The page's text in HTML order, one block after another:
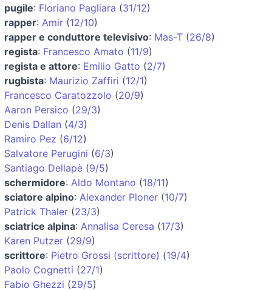
pugile: Floriano Pagliara (31/12)
rapper: Amir (12/10)
rapper e conduttore televisivo: Mas-T (26/8)
regista: Francesco Amato (11/9)
regista e attore: Emilio Gatto (2/7)
rugbista: Maurizio Zaffiri (12/1)
Francesco Caratozzolo (20/9)
Aaron Persico (29/3)
Denis Dallan (4/3)
Ramiro Pez (6/12)
Salvatore Perugini (6/3)
Santiago Dellapè (9/5)
schermidore: Aldo Montano (18/11)
sciatore alpino: Alexander Ploner (10/7)
Patrick Thaler (23/3)
sciatrice alpina: Annalisa Ceresa (17/3)
Karen Putzer (29/9)
scrittore: Pietro Grossi (scrittore) (19/4)
Paolo Cognetti (27/1)
Fabio Ghezzi (29/5)